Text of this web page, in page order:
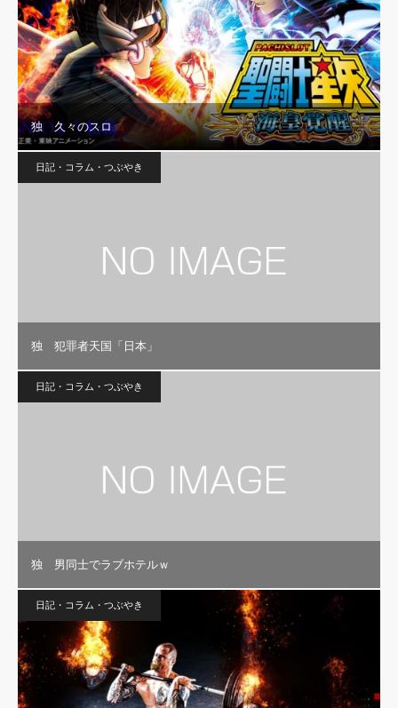
独 久々のスロ
日記・コラム・つぶやき
独 犯罪者天国「日本」
日記・コラム・つぶやき
独 男同士でラブホテルｗ
日記・コラム・つぶやき